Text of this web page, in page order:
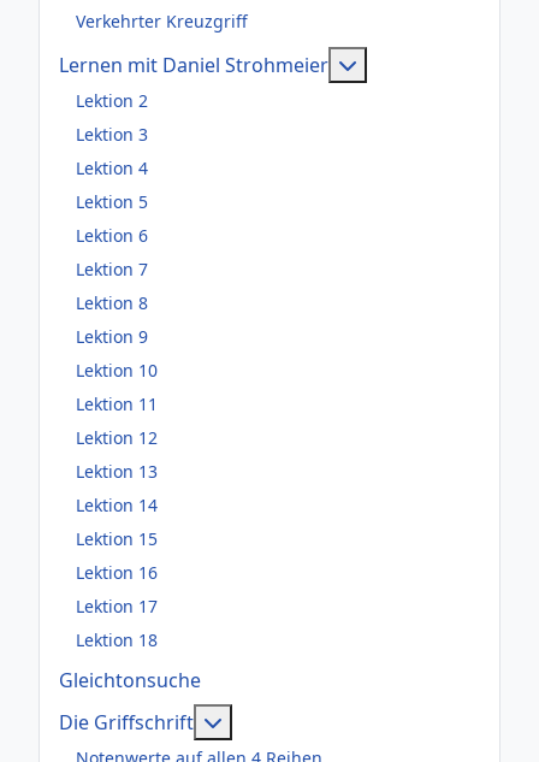
Verkehrter Kreuzgriff
Lernen mit Daniel Strohmeier
Lektion 2
Lektion 3
Lektion 4
Lektion 5
Lektion 6
Lektion 7
Lektion 8
Lektion 9
Lektion 10
Lektion 11
Lektion 12
Lektion 13
Lektion 14
Lektion 15
Lektion 16
Lektion 17
Lektion 18
Gleichtonsuche
Die Griffschrift